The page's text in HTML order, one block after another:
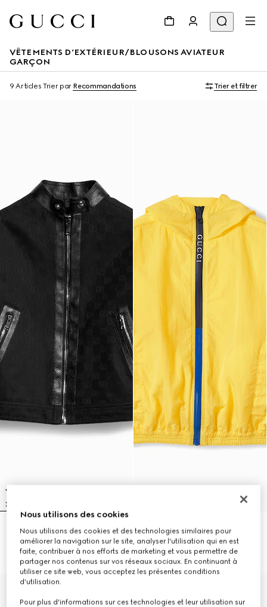
VÊTEMENTS D’EXTÉRIEUR/BLOUSONS AVIATEUR
GARÇON
9 Articles Trier par Recommandations Trier et filtrer
Veste pour enfant en jacquard
de coton à motif GG
CHF 1,640
Veste pour enfant en nylon
froissé
CHF 720
Nous utilisons des cookies
Nous utilisons des cookies et des technologies similaires pour
améliorer la navigation sur le site, analyser l'utilisation qui en est
faite, contribuer à nos efforts de marketing et vous permettre de
partager nos contenus sur vos réseaux sociaux. En continuant à
utiliser ce site web, vous acceptez les présentes conditions
d'utilisation.
Pour plus d'informations sur ces technologies et leur utilisation sur